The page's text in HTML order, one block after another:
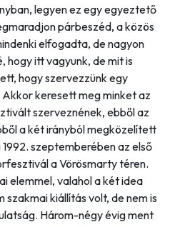
legyen ez egy egyeztető
párbeszéd, a közös
elfogadta, de nagyon
hogy itt vagyunk, de mit is
hogy szervezzünk egy
keresett meg minket az
szerveznének, ebből az
a két irányból megközelített
szeptemberében az első
a Vörösmarty téren.
elemmel, valahol a két idea
kiállítás volt, de nem is
Három-négy évig ment